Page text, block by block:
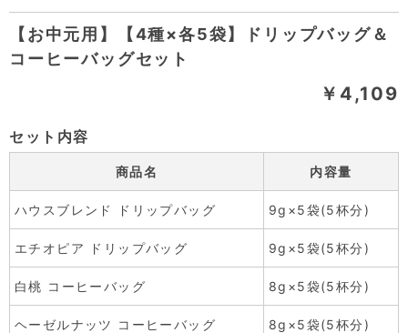
【お中元用】【4種×各5袋】ドリップバッグ＆
コーヒーバッグセット
￥4,109
セット内容
商品名 内容量
ハウスブレンド ドリップバッグ 9g×5袋(5杯分)
エチオピア ドリップバッグ 9g×5袋(5杯分)
白桃 コーヒーバッグ 8g×5袋(5杯分)
ヘーゼルナッツ コーヒーバッグ 8g×5袋(5杯分)